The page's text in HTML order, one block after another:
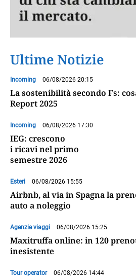
Ultime Notizie
Incoming 06/08/2026 20:15
La sostenibilità secondo Fs:
Report 2025
Incoming 06/08/2026 17:30
IEG: crescono
i ricavi nel primo
semestre 2026
Esteri 06/08/2026 15:55
Airbnb, al via in Spagna la
auto a noleggio
Agenzie viaggi 06/08/2026 15:25
Maxitruffa online: in 120
inesistente
Tour operator 06/08/2026 14:44